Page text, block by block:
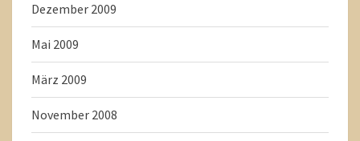
Dezember 2009
Mai 2009
März 2009
November 2008